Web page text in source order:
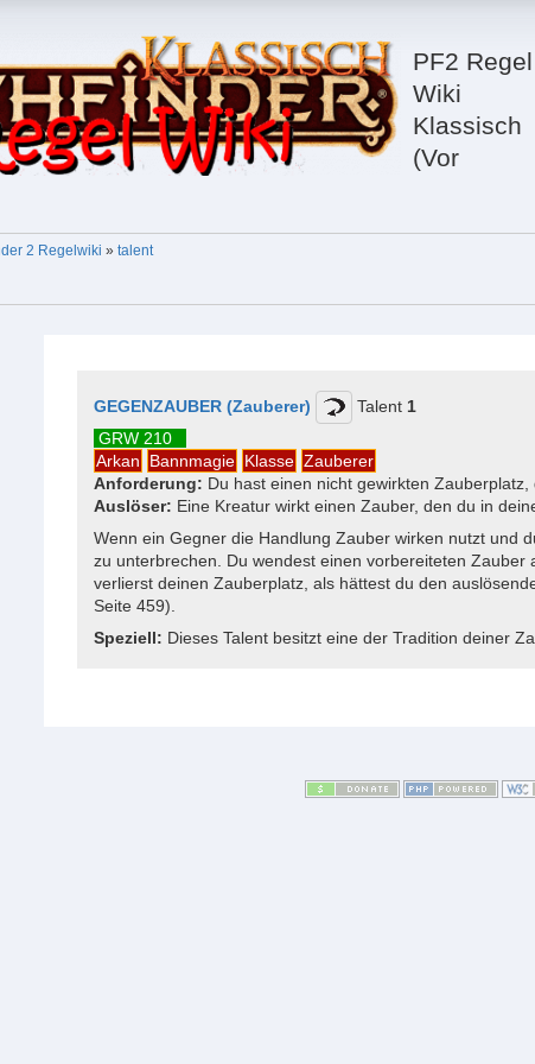
PF2 Regel
Wiki
Klassisch
(Vor
2 Regelwiki » talent
GEGENZAUBER (Zauberer) Talent 1
GRW 210
Arkan
Bannmagie Klasse Zauberer
Anforderung: Du hast einen nicht gewirkten
Auslöser: Eine Kreatur wirkt einen Zauber, den du in
Wenn ein Gegner die Handlung Zauber wirken nutzt und
zu unterbrechen. Du wendest einen vorbereiteten
verlierst deinen Zauberplatz, als hättest du den
Seite 459).
Speziell: Dieses Talent besitzt eine der Tradition deiner